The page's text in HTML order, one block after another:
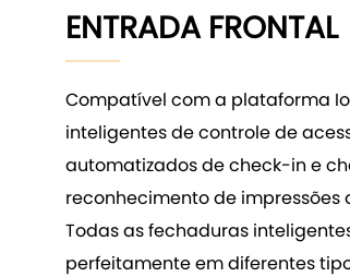
ENTRADA FRONTAL
Compatível com a plataforma
inteligentes de controle de
automatizados de check-in e
reconhecimento de
Todas as fechaduras
perfeitamente em diferentes